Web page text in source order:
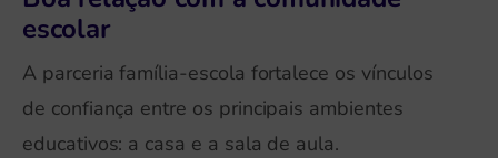
escolar
A parceria família-escola fortalece os vínculos
de confiança entre os principais ambientes
educativos: a casa e a sala de aula.